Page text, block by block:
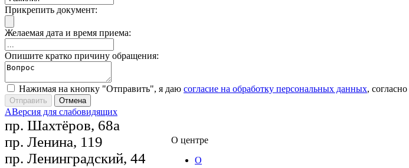
Прикрепить документ:
Желаемая дата и время приема:
Опишите кратко причину обращения:
Нажимая на кнопку "Отправить", я даю согласие на обработку персональных данных, согласно
AВерсия для слабовидящих
пр. Шахтёров, 68а
пр. Ленина, 119
пр. Ленинградский, 44
О центре
О